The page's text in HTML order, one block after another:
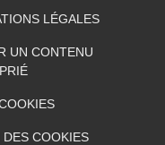
LÉGALES
UN CONTENU
COOKIES